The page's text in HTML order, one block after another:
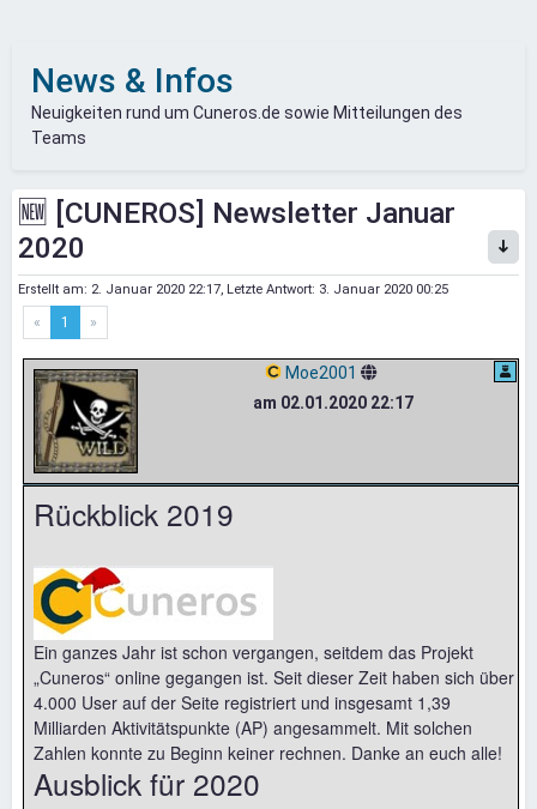
News & Infos
Neuigkeiten rund um Cuneros.de sowie Mitteilungen des
Teams
🆕 [CUNEROS] Newsletter Januar
2020
Erstellt am: 2. Januar 2020 22:17, Letzte Antwort: 3. Januar 2020 00:25
« 1 »
Moe2001
am 02.01.2020 22:17
Rückblick 2019
Ein ganzes Jahr ist schon vergangen, seitdem das Projekt
„Cuneros“ online gegangen ist. Seit dieser Zeit haben sich über
4.000 User auf der Seite registriert und insgesamt 1,39
Milliarden Aktivitätspunkte (AP) angesammelt. Mit solchen
Zahlen konnte zu Beginn keiner rechnen. Danke an euch alle!
Ausblick für 2020